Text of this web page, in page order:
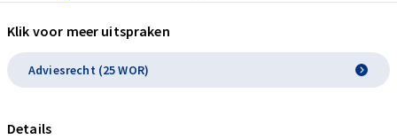
(11% van de werknemers wordt
ontslagen) en een belangrijke
wijziging in de organisatie. Sprake
van adviesplichtig
reorganisatiebesluit.
Klik voor meer uitspraken
Adviesrecht (25 WOR)
Details